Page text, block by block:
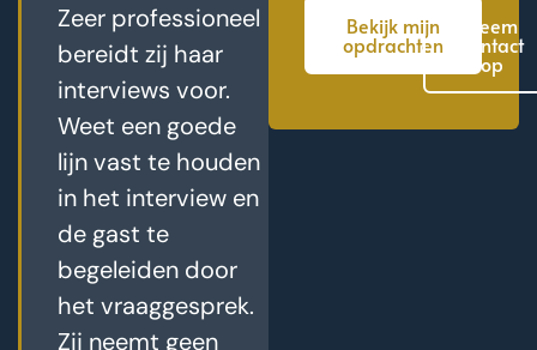
Zeer professioneel
bereidt zij haar
interviews voor.
Weet een goede
lijn vast te houden
in het interview en
de gast te
begeleiden door
het vraaggesprek.
Zij neemt geen
Bekijk mijn
opdrachten
Neem
contact
op